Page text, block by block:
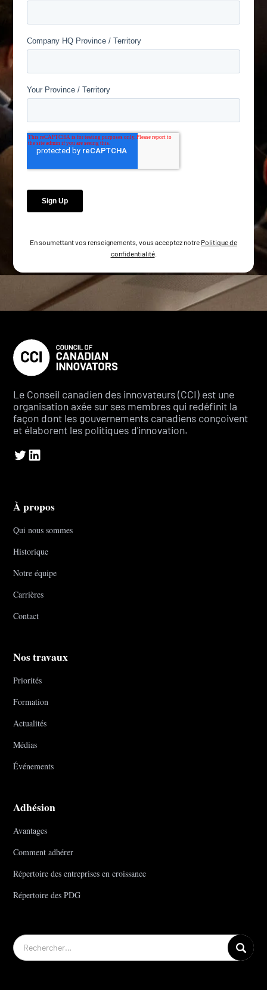
En soumettant vos renseignements, vous acceptez notre Politique de
confidentialité.
Le Conseil canadien des innovateurs (CCI) est une
organisation axée sur ses membres qui redéfinit la
façon dont les gouvernements canadiens conçoivent
et élaborent les politiques d'innovation.
À propos
Qui nous sommes
Historique
Notre équipe
Carrières
Contact
Nos travaux
Priorités
Formation
Actualités
Médias
Événements
Adhésion
Avantages
Comment adhérer
Répertoire des entreprises en croissance
Répertoire des PDG